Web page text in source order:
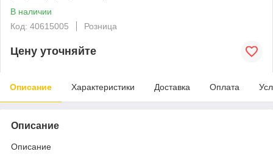
В наличии
Код: 40615005
Розница
Цену уточняйте
Описание Характеристики Доставка Оплата
Описание
Описание